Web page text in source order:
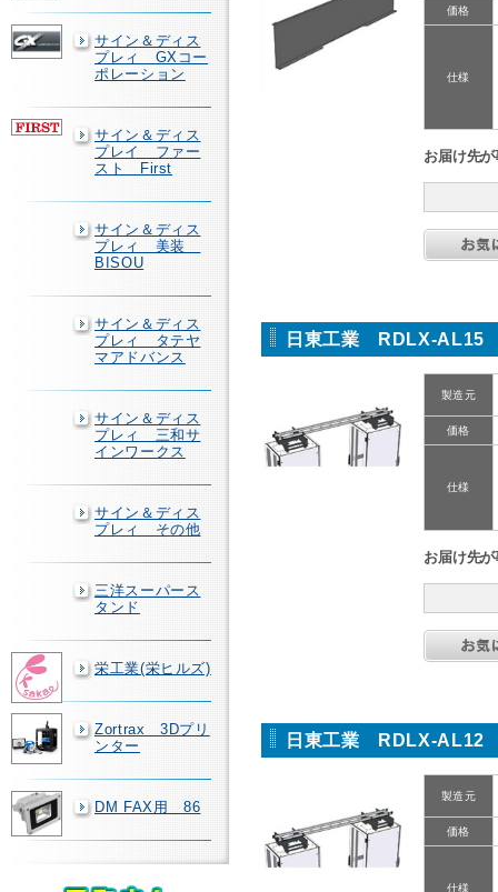
サイン＆ディス
プレィ GXコー
ポレーション
サイン＆ディス
プレイ ファー
スト First
サイン＆ディス
プレィ 美装
BISOU
サイン＆ディス
プレィ タテヤ
マアドバンス
サイン＆ディス
プレィ 三和サ
インワークス
サイン＆ディス
プレィ その他
三洋スーパース
タンド
栄工業(栄ヒルズ)
Zortrax 3Dプリ
ンター
DM FAX用 86
価格
仕様
お届け先
日東工業 RDLX-AL15
製造元
価格
仕様
お届け先
日東工業 RDLX-AL12
製造元
価格
仕様